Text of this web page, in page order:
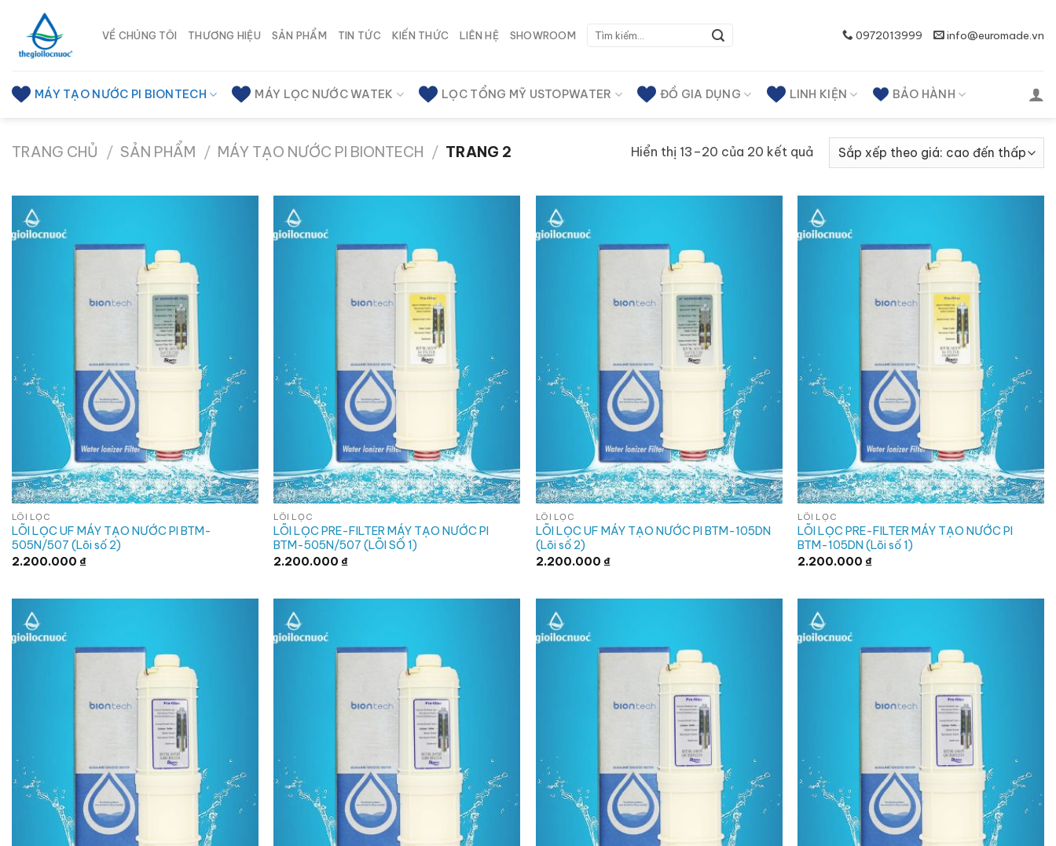
Chuyển
VỀ CHÚNG TÔI THƯƠNG HIỆU SẢN PHẨM TIN TỨC KIẾN THỨC LIÊN HỆ SHOWROOM
Tìm
0972013999 info@euromade.vn
MÁY TẠO NƯỚC PI BIONTECH MÁY LỌC NƯỚC WATEK LỌC TỔNG MỸ USTOPWATER ĐỒ GIA DỤNG LINH KIỆN BẢO HÀNH
TRANG CHỦ / SẢN PHẨM / MÁY TẠO NƯỚC PI BIONTECH / TRANG 2 Hiển thị 13–20 của 20 kết quả
LÕI LỌC
LÕI LỌC UF MÁY TẠO NƯỚC PI BTM-
505N/507 (Lõi số 2)
2.200.000 ₫
LÕI LỌC
LÕI LỌC PRE-FILTER MÁY TẠO NƯỚC PI
BTM-505N/507 (LÕI SỐ 1)
2.200.000₫
LÕI LỌC
LÕI LỌC UF MÁY TẠO NƯỚC PI BTM-105DN
(Lõi số 2)
2.200.000 ₫
LÕI LỌC
LÕI LỌC PRE-FILTER MÁY TẠO NƯỚC PI
BTM-105DN (Lõi số 1)
2.200.000₫